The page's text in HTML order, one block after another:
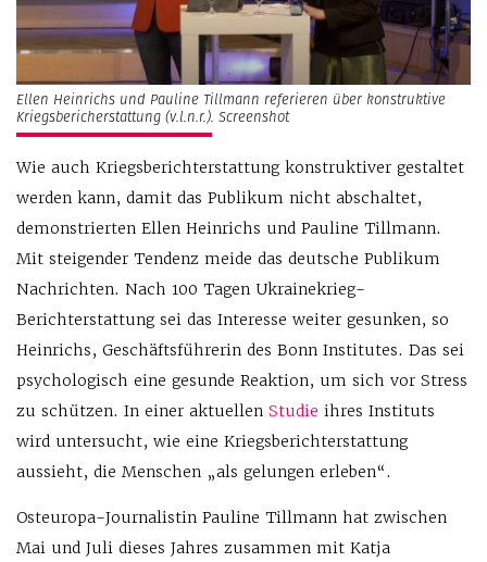
Ellen Heinrichs und Pauline Tillmann referieren über konstruktive
Kriegsbericherstattung (v.l.n.r.). Screenshot
Wie auch Kriegsberichterstattung konstruktiver gestaltet
werden kann, damit das Publikum nicht abschaltet,
demonstrierten Ellen Heinrichs und Pauline Tillmann.
Mit steigender Tendenz meide das deutsche Publikum
Nachrichten. Nach 100 Tagen Ukrainekrieg-
Berichterstattung sei das Interesse weiter gesunken, so
Heinrichs, Geschäftsführerin des Bonn Institutes. Das sei
psychologisch eine gesunde Reaktion, um sich vor Stress
zu schützen. In einer aktuellen Studie ihres Instituts
wird untersucht, wie eine Kriegsberichterstattung
aussieht, die Menschen „als gelungen erleben“.
Osteuropa-Journalistin Pauline Tillmann hat zwischen
Mai und Juli dieses Jahres zusammen mit Katja